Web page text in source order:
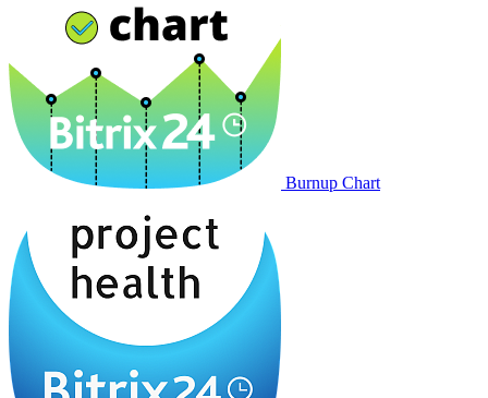
Burnup Chart